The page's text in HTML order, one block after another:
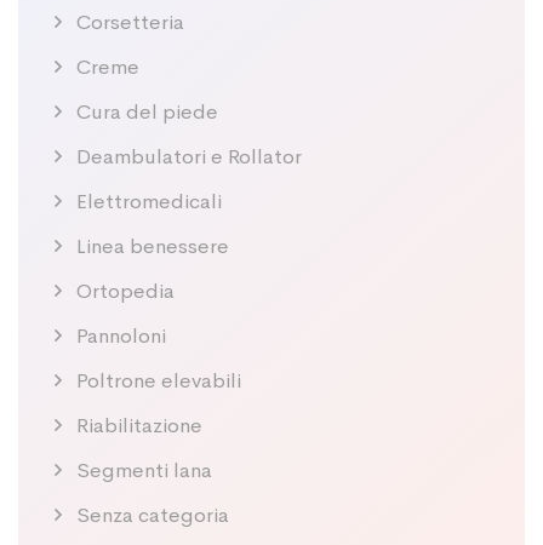
Corsetteria
Creme
Cura del piede
Deambulatori e Rollator
Elettromedicali
Linea benessere
Ortopedia
Pannoloni
Poltrone elevabili
Riabilitazione
Segmenti lana
Senza categoria